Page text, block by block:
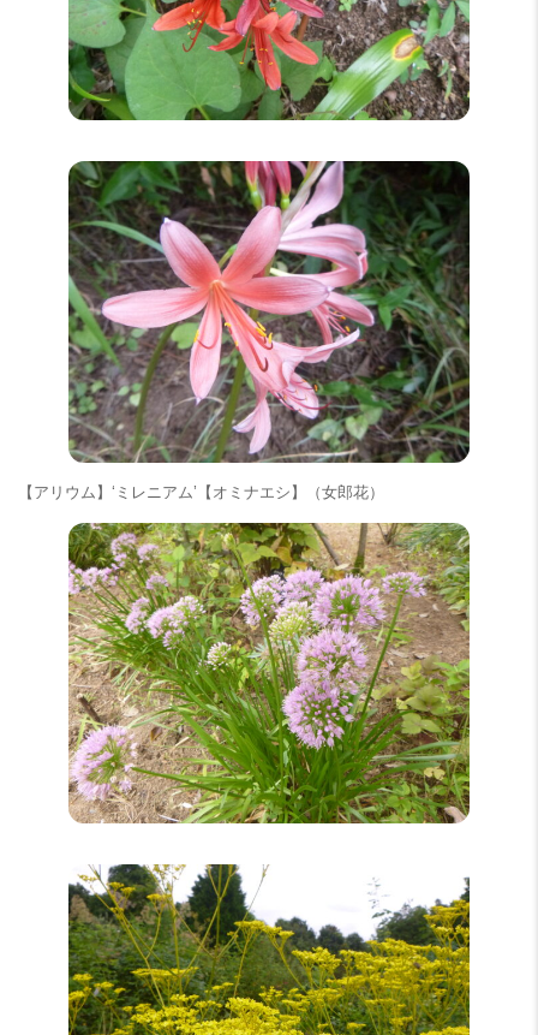
【アリウム】‘ミレニアム’【オミナエシ】（女郎花）